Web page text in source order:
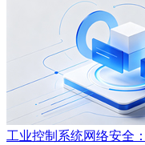
工业控制系统网络安全